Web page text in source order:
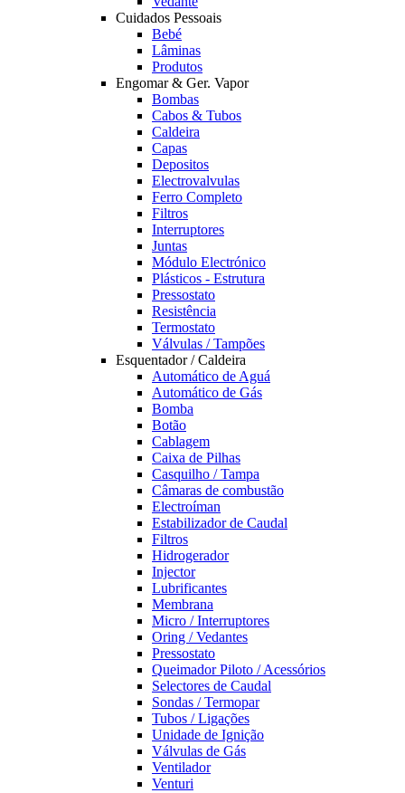
Cuidados Pessoais
Bebé
Lâminas
Produtos
Engomar & Ger. Vapor
Bombas
Cabos & Tubos
Caldeira
Capas
Depositos
Electrovalvulas
Ferro Completo
Filtros
Interruptores
Juntas
Módulo Electrónico
Plásticos - Estrutura
Pressostato
Resistência
Termostato
Válvulas / Tampões
Esquentador / Caldeira
Automático de Aguá
Automático de Gás
Bomba
Botão
Cablagem
Caixa de Pilhas
Casquilho / Tampa
Câmaras de combustão
Electroíman
Estabilizador de Caudal
Filtros
Hidrogerador
Injector
Lubrificantes
Membrana
Micro / Interruptores
Oring / Vedantes
Pressostato
Queimador Piloto / Acessórios
Selectores de Caudal
Sondas / Termopar
Tubos / Ligações
Unidade de Ignição
Válvulas de Gás
Ventilador
Venturi